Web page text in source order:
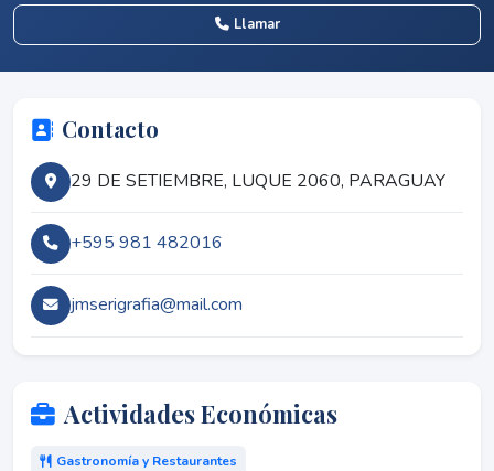
Llamar
Contacto
29 DE SETIEMBRE, LUQUE 2060, PARAGUAY
+595 981 482016
jmserigrafia@mail.com
Actividades Económicas
Gastronomía y Restaurantes